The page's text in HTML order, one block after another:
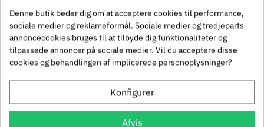
Montering
M4 bolt
Type
Bøjlegreb
Antik
312 stk på lager 1131 stk på lager
Denne butik beder dig om at acceptere cookies til performance,
sociale medier og reklameformål. Sociale medier og tredjeparts
annoncecookies bruges til at tilbyde dig funktionaliteter og
tilpassede annoncer på sociale medier. Vil du acceptere disse
cookies og behandlingen af implicerede personoplysninger?
Konfigurer
Afvis